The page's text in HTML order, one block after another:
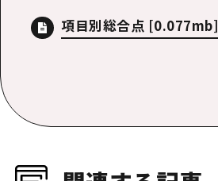
項目別総合点 [0.077mb]